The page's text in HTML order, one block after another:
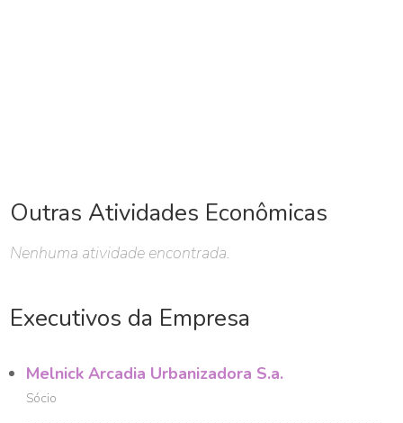
Outras Atividades Econômicas
Nenhuma atividade encontrada.
Executivos da Empresa
Melnick Arcadia Urbanizadora S.a.
Sócio